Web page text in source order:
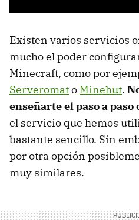
Existen varios servicios
mucho el poder
Minecraft, como por
Serveromato Minehut.
enseñarte el paso a paso
el servicio que hemos
bastante sencillo. Sin
por otra opción
muy similares.